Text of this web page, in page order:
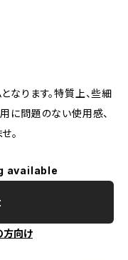
なります。特質上、些細
に問題のない使用感、
。
available
方向け